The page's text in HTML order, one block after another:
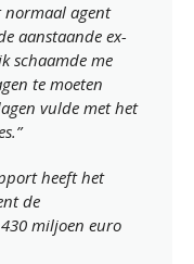
normaal agent
aanstaande ex-
schaamde me
te moeten
vulde met het
heeft het
de
miljoen euro